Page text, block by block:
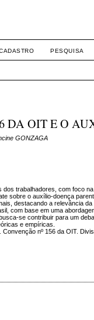
PESQUISA
DA OIT E O
GONZAGA
trabalhadores, com foco
sobre o auxílio-doença
destacando a relevância
com base em uma
se contribuir para um
e empíricas.
nº 156 da OIT.